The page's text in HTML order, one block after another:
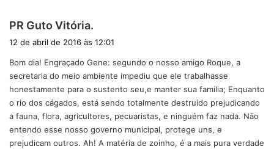
PR Guto Vitória.
s
e
:
12 de abril de 2016 às 12:01
Bom dia! Engraçado Gene: segundo o nosso amigo Roque, a
secretaria do meio ambiente impediu que ele trabalhasse
honestamente para o sustento seu,e manter sua família; Enquanto
o rio dos cágados, está sendo totalmente destruído prejudicando
a fauna, flora, agricultores, pecuaristas, e ninguém faz nada. Não
entendo esse nosso governo municipal, protege uns, e
prejudicam outros. Ah! A matéria de zoinho, é a mais pura verdade